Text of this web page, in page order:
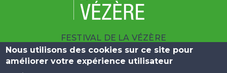
FESTIVAL DE LA VÉZÈRE
| 10 BOULEVARD DU SALAN 19100 BRIVE
| +33 (0)5 55 23 25 09
Nous utilisons des cookies sur ce site pour
améliorer votre expérience utilisateur